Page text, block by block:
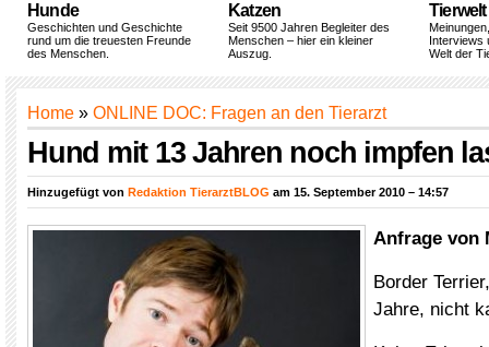
Hunde
Geschichten und Geschichte
rund um die treuesten Freunde
des Menschen.
Katzen
Seit 9500 Jahren Begleiter des
Menschen – hier ein kleiner
Auszug.
Tierwelt
Interviews
Welt der
Home » ONLINE DOC: Fragen an den Tierarzt
Hund mit 13 Jahren noch impfen
Hinzugefügt von Redaktion TierarztBLOG am 15. September 2010 – 14:57
Anfrage von
Border
Jahre, nicht